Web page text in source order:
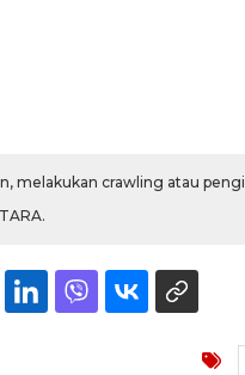
melakukan crawling atau